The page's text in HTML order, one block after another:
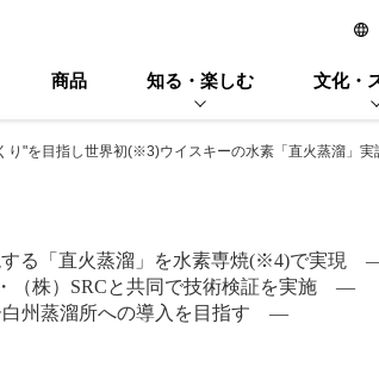
商品 知る・楽しむ 文化・
り"を目指し世界初(※3)ウイスキーの水素「直火蒸溜」実
る「直火蒸溜」を水素専焼(※4)で実現
株）SRCと共同で技術検証を実施 ―
州蒸溜所への導入を目指す ―